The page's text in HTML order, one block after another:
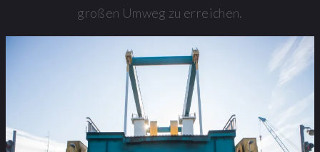
großen Umweg zu erreichen.